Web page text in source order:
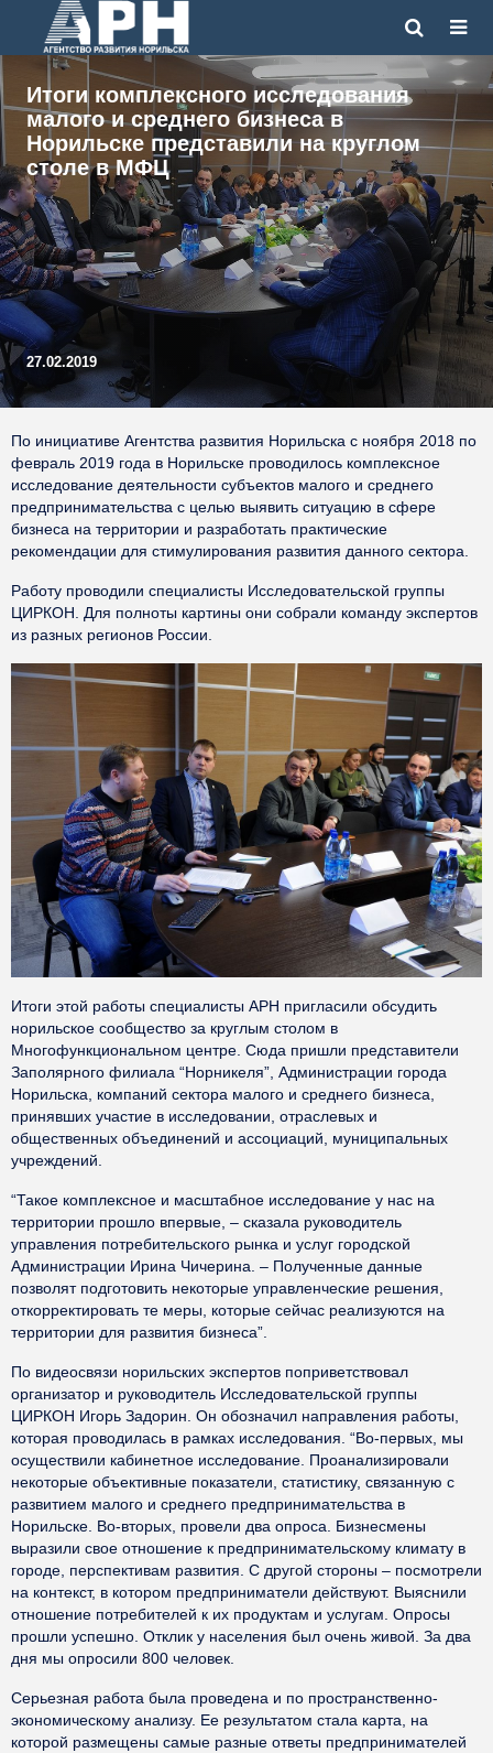
Итоги комплексного исследования
малого и среднего бизнеса в
Норильске представили на круглом
столе в МФЦ
27.02.2019
По инициативе Агентства развития Норильска с ноября 2018 по
февраль 2019 года в Норильске проводилось комплексное
исследование деятельности субъектов малого и среднего
предпринимательства с целью выявить ситуацию в сфере
бизнеса на территории и разработать практические
рекомендации для стимулирования развития данного сектора.
Работу проводили специалисты Исследовательской группы
ЦИРКОН. Для полноты картины они собрали команду экспертов
из разных регионов России.
Итоги этой работы специалисты АРН пригласили обсудить
норильское сообщество за круглым столом в
Многофункциональном центре. Сюда пришли представители
Заполярного филиала “Норникеля”, Администрации города
Норильска, компаний сектора малого и среднего бизнеса,
принявших участие в исследовании, отраслевых и
общественных объединений и ассоциаций, муниципальных
учреждений.
“Такое комплексное и масштабное исследование у нас на
территории прошло впервые, – сказала руководитель
управления потребительского рынка и услуг городской
Администрации Ирина Чичерина. – Полученные данные
позволят подготовить некоторые управленческие решения,
откорректировать те меры, которые сейчас реализуются на
территории для развития бизнеса”.
По видеосвязи норильских экспертов поприветствовал
организатор и руководитель Исследовательской группы
ЦИРКОН Игорь Задорин. Он обозначил направления работы,
которая проводилась в рамках исследования. “Во-первых, мы
осуществили кабинетное исследование. Проанализировали
некоторые объективные показатели, статистику, связанную с
развитием малого и среднего предпринимательства в
Норильске. Во-вторых, провели два опроса. Бизнесмены
выразили свое отношение к предпринимательскому климату в
городе, перспективам развития. С другой стороны – посмотрели
на контекст, в котором предприниматели действуют. Выяснили
отношение потребителей к их продуктам и услугам. Опросы
прошли успешно. Отклик у населения был очень живой. За два
дня мы опросили 800 человек.
Серьезная работа была проведена и по пространственно-
экономическому анализу. Ее результатом стала карта, на
которой размещены самые разные ответы предпринимателей